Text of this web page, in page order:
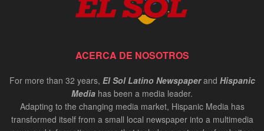
ACERCA DE NOSOTROS
For more than 32 years, El Sol Latino Newspaperand Hispanic
Media has been a media leader.
Adapting to the changing media market, Hispanic Media has
transformed itself from a small local newspaper into a multimedia